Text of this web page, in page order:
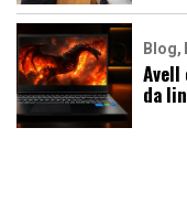
Blog
Avell
da